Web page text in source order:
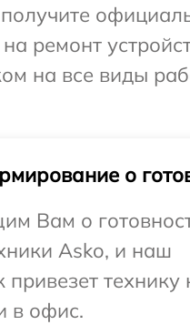
ремонт
на все виды
о
Вам о
Asko, и наш
привезет технику
в офис.